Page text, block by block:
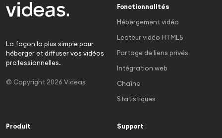
La façon la plus simple pour
héberger et diffuser vos vidéos
professionnelles.
© Copyright 2026 Videas
Fonctionnalités
Hébergement vidéo
Lecteur vidéo HTML5
Partage de liens privés
Intégration web
Chaîne
Statistiques
Produit
Support